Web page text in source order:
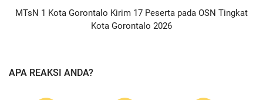
MTsN 1 Kota Gorontalo Kirim 17 Peserta pada OSN Tingkat
Kota Gorontalo 2026
APA REAKSI ANDA?